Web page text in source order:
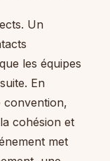
Un
les équipes
En
convention,
cohésion et
met